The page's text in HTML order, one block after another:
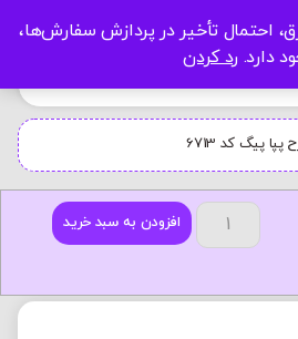
احتمال تأخیر در پردازش سفارش‌ها،
دارد. رد کردن
پیگ کد 6713
افزودن به سبد خرید